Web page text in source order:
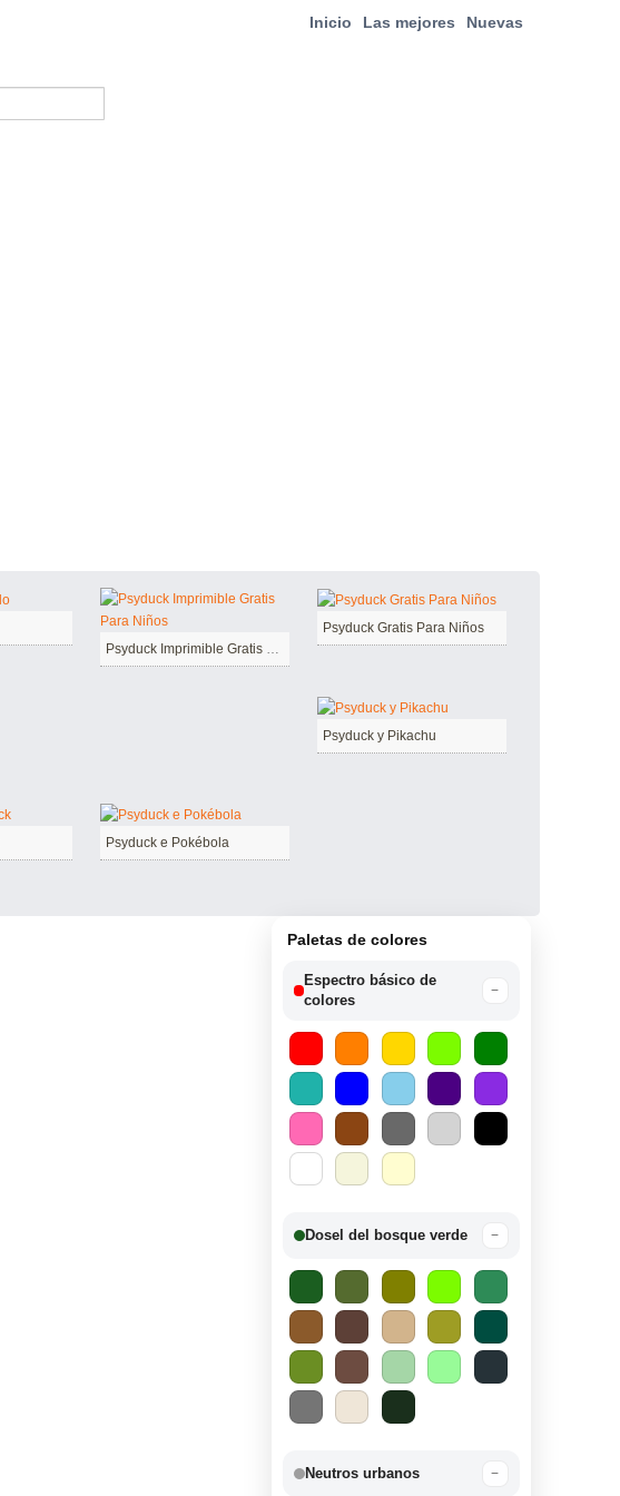
Inicio Las mejores Nuevas
Psyduck Imprimible Gratis Para Niños
Psyduck Gratis Para Niños
Psyduck y Pikachu
Psyduck e Pokébola
Paletas de colores
Espectro básico de
colores
−
Dosel del bosque verde −
Neutros urbanos −